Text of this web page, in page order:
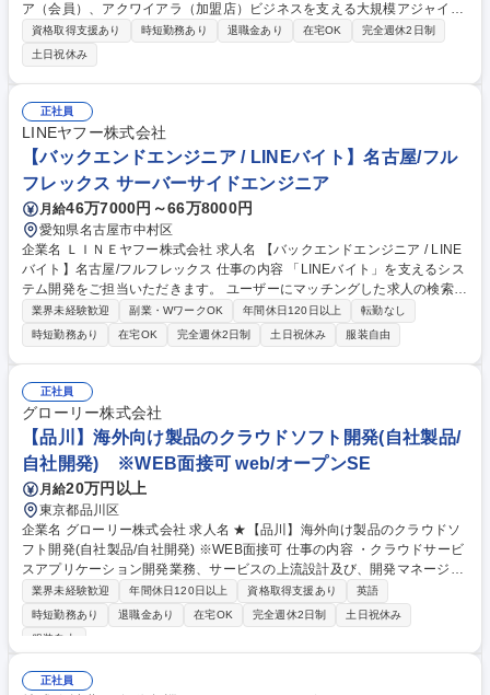
ア（会員）、アクワイアラ（加盟店）ビジネスを支える大規模アジャイル
開発組織のQAチームメンバーとして、プロダクトの品質を高める活動を
お任せします。 ◆プロダクト要求、仕様、技術設計書などのレビューやフ
ィードバック ◆最適なテスト計画・環境構築（自動化含む）・設計・実
行・進捗管理 ◆プロダクト品質評価方法および品質評価基準値の策定 ◆
リリース後のモニタリングと品質分析、および品質改善活動 ◆ステークホ
ルダーに対するQAプロセスの説明、理解向上のための活動 ◆担当するQA
チームのマネジメント 募集職種 ◆QAエンジニア[アジャイル開発体制の立
ち上げメンバー/在宅勤務可]
資格取得支援あり 時短勤務あり 退職金あり 在宅OK
完全週休2日制
土日祝休み
正社員
LINEヤフー株式会社
【バックエンドエンジニア / LINEバイト】名古屋/フル
フレックス サーバーサイドエンジニア
月給46万7000円～66万8000円
愛知県名古屋市中村区
企業名 ＬＩＮＥヤフー株式会社 求人名 【バックエンドエンジニア / LINE
バイト】名古屋/フルフレックス 仕事の内容 「LINEバイト」を支えるシス
テム開発をご担当いただきます。 ユーザーにマッチングした求人の検索や
求人掲載など幅広い技術領域にチャレンジいただけます。 配属後はバック
エンドからご担当いただく想定ですが、意欲次第ではWebフロントエンド
の開発にもチャレンジいただくことが出来ます。 【主な業務内容】 ■新規
機能や既存機能改善におけるシステム開発・保守業務 ■企画、デザインチ
ームとの要件定義 ■設計レビュー・コードレビューによる品質担保 募集職
種 【バックエンドエンジニア / LINEバイト】名古屋/フルフレックス
業界未経験歓迎 副業・WワークOK 年間休日120日以上
転勤なし
時短勤務あり
在宅OK 完全週休2日制 土日祝休み 服装自由
正社員
グローリー株式会社
【品川】海外向け製品のクラウドソフト開発(自社製品/
自社開発) ※WEB面接可 web/オープンSE
月給20万円以上
東京都品川区
企業名 グローリー株式会社 求人名 ★【品川】海外向け製品のクラウドソ
フト開発(自社製品/自社開発) ※WEB面接可 仕事の内容 ・クラウドサービ
スアプリケーション開発業務、サービスの上流設計及び、開発マネージメ
ント業務 ・クラウドサービスアプリケーションのアーキテクチャ設計、実
装テスト ・クラウドサービスの運用設計業務、および運用管理業務（ＳＲ
Ｅ）、クラウドインフラの管理 ■開発環境：Windows ■言語：Java C言語
業時間は 10～20時間前後と長期就業し易い環境かと思います。 募集職種
★【品川】海外向け製品のクラウドソフト開発(自社製品/自社開発) ※WE
業界未経験歓迎 年間休日120日以上 資格取得支援あり
英語
時短勤務あり
退職金あり 在宅OK 完全週休2日制
土日祝休み
服装自由
正社員